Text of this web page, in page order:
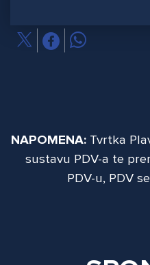
NAPOMENA: Tvrtka
sustavu PDV-a te
PDV-u, PDV